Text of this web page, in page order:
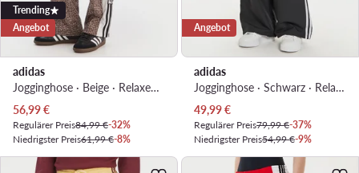
Trending
Angebot
adidas
Jogginghose · Beige · Relaxed Fit
Aktueller Preis
56,99€
Regulärer Preis84,99 €-32%
Niedrigster Preis61,99 €-8%
Angebot
adidas
Jogginghose · Schwarz · Relaxed Fit
Aktueller Preis
49,99€
Regulärer Preis79,99 €-37%
Niedrigster Preis54,99 €-9%